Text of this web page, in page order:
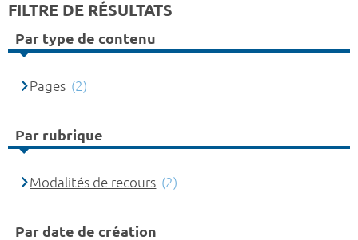
FILTRE DE RÉSULTATS
Par type de contenu
Pages (2)
Par rubrique
Modalités de recours (2)
Par date de création